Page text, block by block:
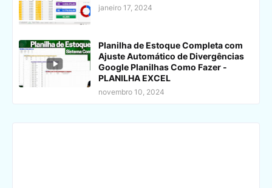
janeiro 17, 2024
Planilha de Estoque Completa com
Ajuste Automático de Divergências
Google Planilhas Como Fazer -
PLANILHA EXCEL
novembro 10, 2024